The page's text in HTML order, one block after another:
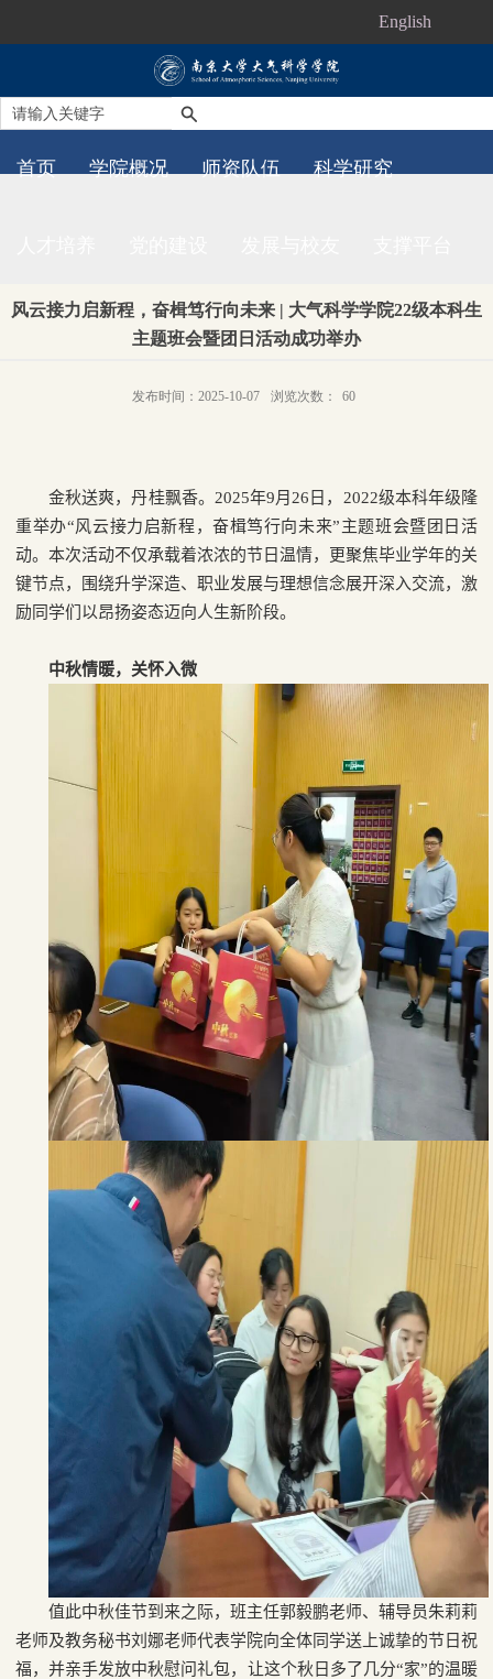
English
首页 学院概况 师资队伍 科学研究
风云接力启新程，奋楫笃行向未来 | 大气科学学院22级本科生
主题班会暨团日活动成功举办
发布时间：2025-10-07 浏览次数： 60
金秋送爽，丹桂飘香。 2025年9月 26 日， 2022级本科年级隆
重举办“风云接力启新程，奋楫笃行向未来”主题班会暨团日活
动。本次活动不仅承载着浓浓的节日温情，更聚焦毕业学年的关
键节点，围绕升学深造、职业发展与理想信念展开深入交流，激
励同学们以昂扬姿态迈向人生新阶段。
中秋情暖，关怀入微
值此中秋佳节到来之际，班主任郭毅鹏老师、辅导员朱莉莉
老师及教务秘书刘娜老师代表学院向全体同学送上诚挚的节日祝
福，并亲手发放中秋慰问礼包，让这个秋日多了几分“家”的温暖